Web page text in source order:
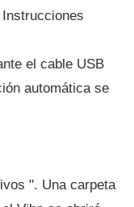
el cable USB
automática se
". Una carpeta